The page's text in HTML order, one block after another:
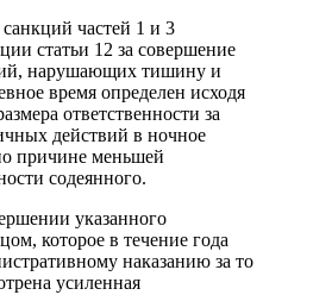
частей 1 и 3
статьи 12 за совершение
нарушающих тишину и
время определен исходя
ответственности за
действий в ночное
причине меньшей
содеянного.
указанного
которое в течение года
наказанию за то
усиленная